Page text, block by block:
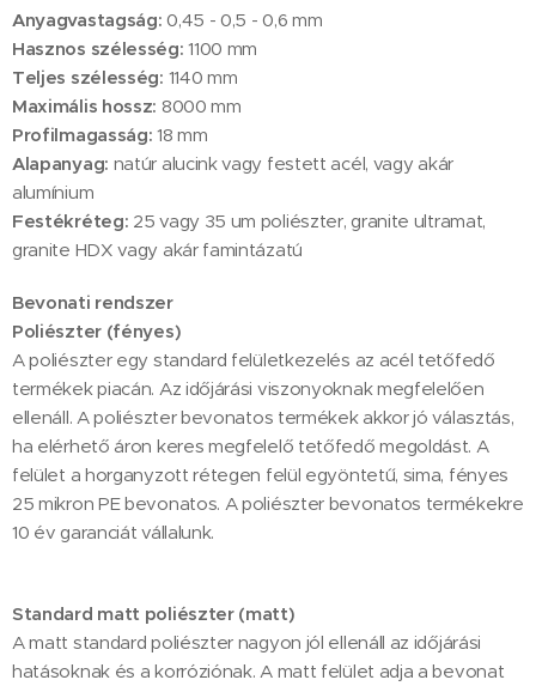
Anyagvastagság: 0,45 - 0,5 - 0,6 mm
Hasznos szélesség: 1100 mm
Teljes szélesség: 1140 mm
Maximális hossz: 8000 mm
Profilmagasság: 18 mm
Alapanyag: natúr alucink vagy festett acél, vagy akár
alumínium
Festékréteg: 25 vagy 35 um poliészter, granite ultramat,
granite HDX vagy akár famintázatú
Bevonati rendszer
Poliészter (fényes)
A poliészter egy standard felületkezelés az acél tetőfedő
termékek piacán. Az időjárási viszonyoknak megfelelően
ellenáll. A poliészter bevonatos termékek akkor jó választás,
ha elérhető áron keres megfelelő tetőfedő megoldást. A
felület a horganyzott rétegen felül egyöntetű, sima, fényes
25 mikron PE bevonatos. A poliészter bevonatos termékekre
10 év garanciát vállalunk.
Standard matt poliészter (matt)
A matt standard poliészter nagyon jól ellenáll az időjárási
hatásoknak és a korróziónak. A matt felület adja a bevonat